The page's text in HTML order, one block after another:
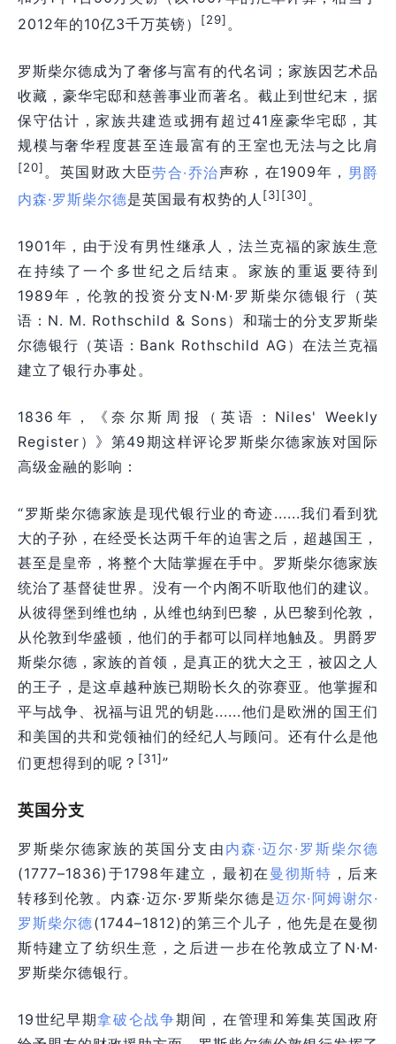
2012年的10亿3千万英镑）
[29]。
罗斯柴尔德成为了奢侈与富有的代名词；家族因艺术品
收藏，豪华宅邸和慈善事业而著名。截止到世纪末，据
保守估计，家族共建造或拥有超过41座豪华宅邸，其
规模与奢华程度甚至连最富有的王室也无法与之比肩
[20]。英国财政大臣劳合·乔治声称，在1909年， 男爵
内森·罗斯柴尔德是英国最有权势的人 [3][30] 。
1901年，由于没有男性继承人，法兰克福的家族生意
在持续了一个多世纪之后结束。家族的重返要待到
1989年 ，伦敦的投资分支N·M·罗斯柴尔德银行（英
语：N. M. Rothschild & Sons）和瑞士的分支罗斯柴
尔德银行（英语：Bank Rothschild AG）在法兰克福
建立了银行办事处。
1836年，《奈尔斯周报（英语：Niles' Weekly
Register）》第49期这样评论罗斯柴尔德家族对国际
高级金融的影响：
“罗斯柴尔德家族是现代银行业的奇迹......我们看到犹
大的子孙，在经受长达两千年的迫害之后，超越国王，
甚至是皇帝，将整个大陆掌握在手中。罗斯柴尔德家族
统治了基督徒世界。没有一个内阁不听取他们的建议。
从彼得堡到维也纳，从维也纳到巴黎，从巴黎到伦敦，
从伦敦到华盛顿，他们的手都可以同样地触及。男爵罗
斯柴尔德，家族的首领，是真正的犹大之王，被囚之人
的王子，是这卓越种族已期盼长久的弥赛亚。他掌握和
平与战争、祝福与诅咒的钥匙......他们是欧洲的国王们
和美国的共和党领袖们的经纪人与顾问。还有什么是他
们更想得到的呢？ [31]”
英国分支
罗斯柴尔德家族的英国分支由 内森·迈尔·罗斯柴尔德
(1777–1836)于1798年建立，最初在 曼彻斯特 ，后来
转移到伦敦。内森·迈尔·罗斯柴尔德是迈尔·阿姆谢尔·
罗斯柴尔德(1744–1812)的第三个儿子，他先是在曼彻
斯特建立了纺织生意，之后进一步在伦敦成立了N·M·
罗斯柴尔德银行。
19世纪早期拿破仑战争期间，在管理和筹集英国政府